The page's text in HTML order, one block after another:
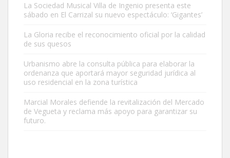
Este gato macho ha aparecido en la calle hace menos de un mes,
Leales.org » Gran Canaria | 9.7.2025
La Sociedad Musical Villa de Ingenio presenta este
sábado en El Carrizal su nuevo espectáculo: ‘Gigantes’
La Gloria recibe el reconocimiento oficial por la calidad
de sus quesos
Urbanismo abre la consulta pública para elaborar la
ordenanza que aportará mayor seguridad jurídica al
uso residencial en la zona turística
Marcial Morales defiende la revitalización del Mercado
de Vegueta y reclama más apoyo para garantizar su
futuro.